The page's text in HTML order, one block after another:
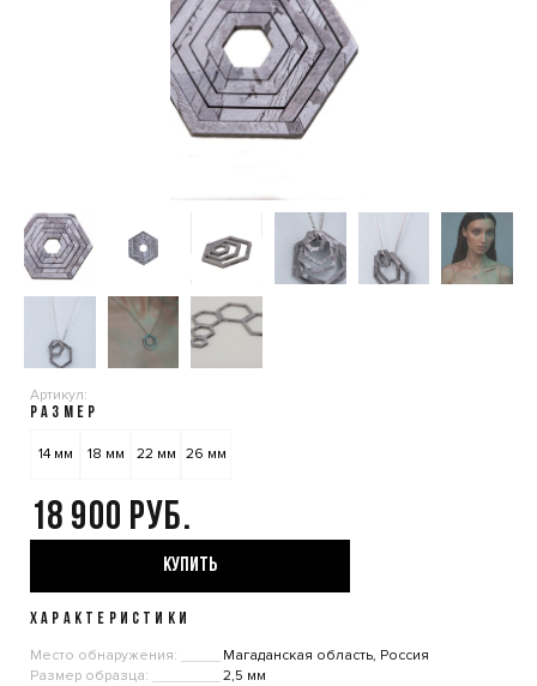
Артикул:
РАЗМЕР
14 мм 18 мм 22 мм 26 мм
18 900
КУПИТЬ
ХАРАКТЕРИСТИКИ
Место обнаружения:
Магаданская область, Россия
Размер образца:
2,5 мм